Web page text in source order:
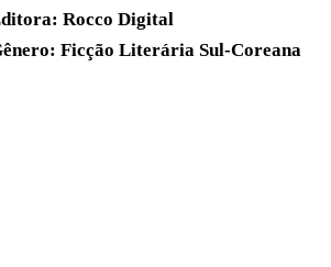
Rocco Digital
Ficção Literária Sul-Coreana